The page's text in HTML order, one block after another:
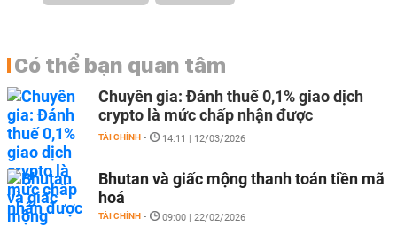
Có thể bạn quan tâm
Chuyên gia: Đánh thuế 0,1% giao dịch
crypto là mức chấp nhận được
TÀI CHÍNH - 14:11 | 12/03/2026
Bhutan và giấc mộng thanh toán tiền mã
hoá
TÀI CHÍNH - 09:00 | 22/02/2026